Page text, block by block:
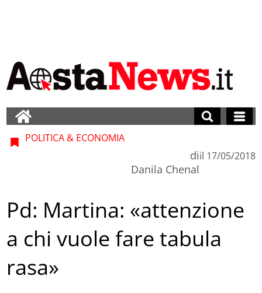
POLITICA & ECONOMIA
di
Danila Chenal
il 17/05/2018
Pd: Martina: «attenzione
a chi vuole fare tabula
rasa»